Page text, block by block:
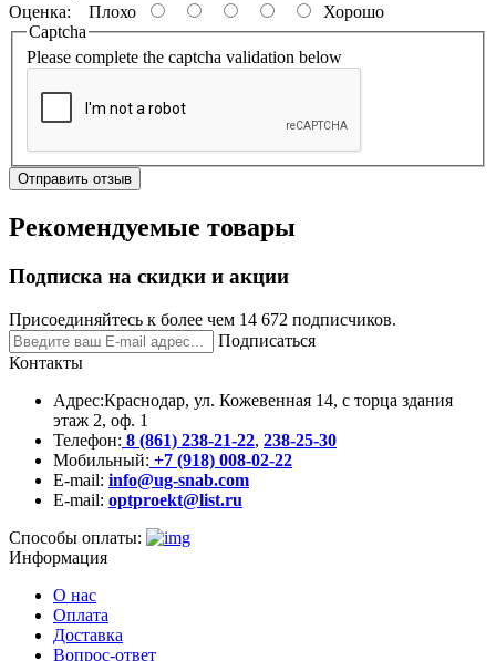
Оценка: Плохо
Хорошо
Captcha
Please complete the captcha validation below
Отправить отзыв
Рекомендуемые товары
Подписка на скидки и акции
Присоединяйтесь к более чем 14 672 подписчиков.
Подписаться
Контакты
Адрес:Краснодар, ул. Кожевенная 14, с торца здания
этаж 2, оф. 1
Телефон: 8 (861) 238-21-22, 238-25-30
Мобильный: +7 (918) 008-02-22
E-mail: info@ug-snab.com
E-mail: optproekt@list.ru
Способы оплаты:
Информация
О нас
Оплата
Доставка
Вопрос-ответ